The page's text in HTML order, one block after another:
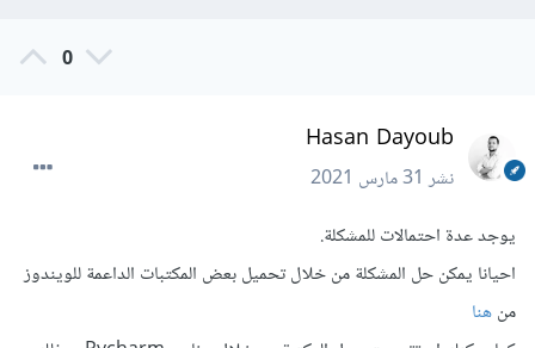
0
Hasan Dayoub
نشر31 مارس 2021
يوجد عدة احتمالات للمشكلة.
احيانا يمكن حل المشكلة من خلال تحميل بعض المكتبات الداعمة للويندوز
منهنا